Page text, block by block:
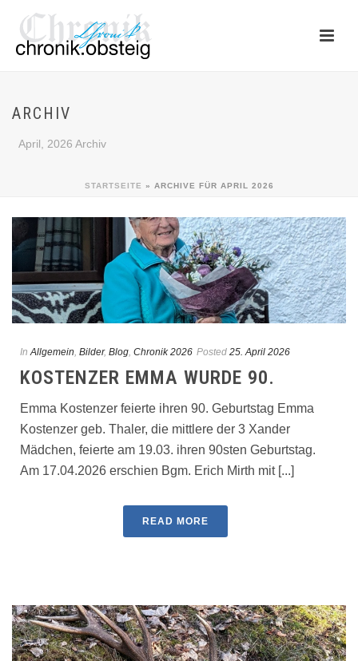
ARCHIV
April, 2026 Archiv
STARTSEITE » ARCHIVE FÜR APRIL 2026
In Allgemein, Bilder, Blog, Chronik 2026 Posted 25. April 2026
KOSTENZER EMMA WURDE 90.
Emma Kostenzer feierte ihren 90. Geburtstag Emma
Kostenzer geb. Thaler, die mittlere der 3 Xander
Mädchen, feierte am 19.03. ihren 90sten Geburtstag.
Am 17.04.2026 erschien Bgm. Erich Mirth mit [...]
READ MORE